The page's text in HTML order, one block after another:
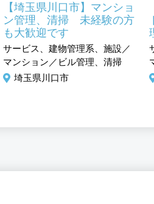
【埼玉県川口市】マンショ
ン管理、清掃 未経験の方
も大歓迎です
サービス、建物管理系、施設／
マンション／ビル管理、清掃
埼玉県川口市